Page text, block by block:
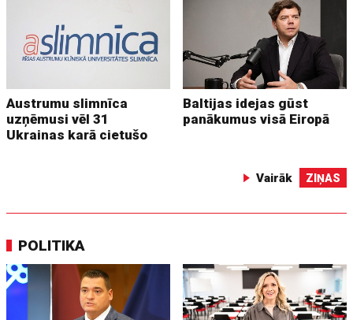
Austrumu slimnīca
uzņēmusi vēl 31
Ukrainas karā cietušo
Baltijas idejas gūst
panākumus visā Eiropā
Vairāk ZIŅAS
POLITIKA